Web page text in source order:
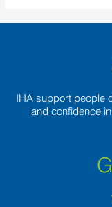
IHA support people
and confidence